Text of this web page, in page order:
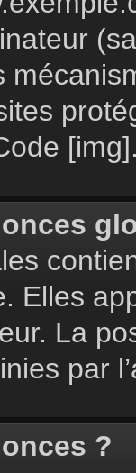
Elles
La
par
?